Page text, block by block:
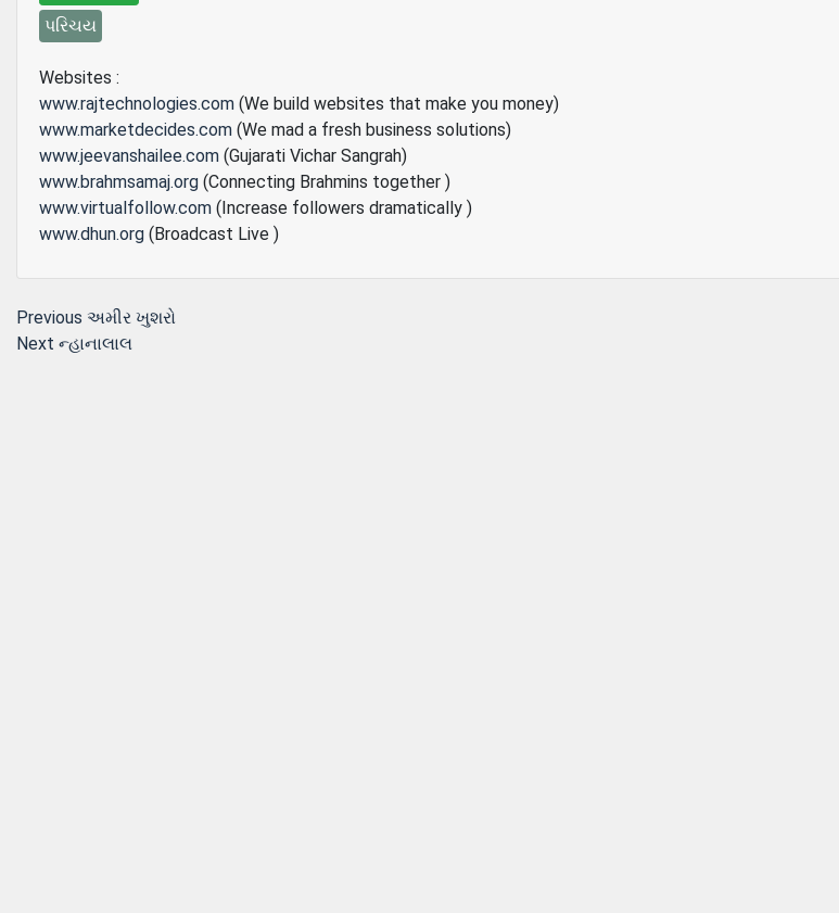
પરિચય
Websites :
www.rajtechnologies.com (We build websites that make you money)
www.marketdecides.com (We mad a fresh business solutions)
www.jeevanshailee.com (Gujarati Vichar Sangrah)
www.brahmsamaj.org (Connecting Brahmins together )
www.virtualfollow.com (Increase followers dramatically )
www.dhun.org (Broadcast Live )
Post
navigation
Previous Previous
post:
અમીર ખુશરો
Next Next
ન્હાનાલાલ